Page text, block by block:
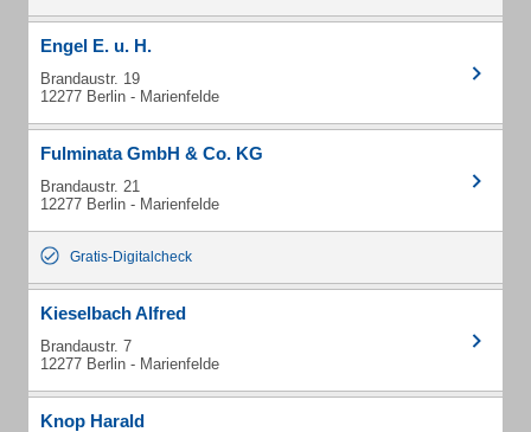
Engel E. u. H.
Brandaustr. 19
12277 Berlin - Marienfelde
Fulminata GmbH & Co. KG
Brandaustr. 21
12277 Berlin - Marienfelde
Gratis-Digitalcheck
Kieselbach Alfred
Brandaustr. 7
12277 Berlin - Marienfelde
Knop Harald